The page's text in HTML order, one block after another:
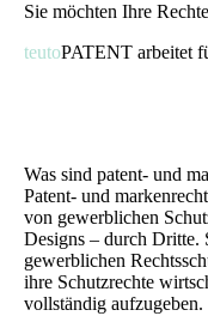
Sie möchten Ihre
teutoPATENT arbeitet
Was sind patent- und
Patent- und
von gewerblichen
Designs – durch Dritte.
gewerblichen
ihre Schutzrechte
vollständig aufzugeben.